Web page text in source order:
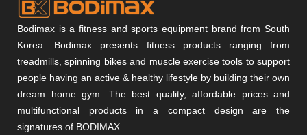
Bodimax is a fitness and sports equipment brand from South
Korea. Bodimax presents fitness products ranging from
treadmills, spinning bikes and muscle exercise tools to support
people having an active & healthy lifestyle by building their own
dream home gym. The best quality, affordable prices and
multifunctional products in a compact design are the
signatures of BODIMAX.